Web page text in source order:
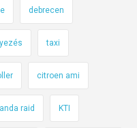
debrecen
taxi
citroen ami
raid KTI